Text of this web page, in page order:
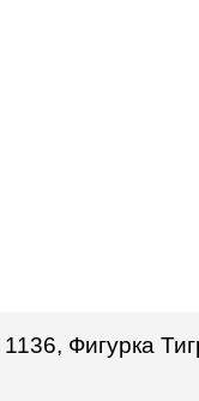
36, Фигурка